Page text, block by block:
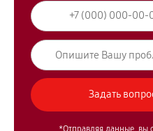
*Отправляя данные, вы